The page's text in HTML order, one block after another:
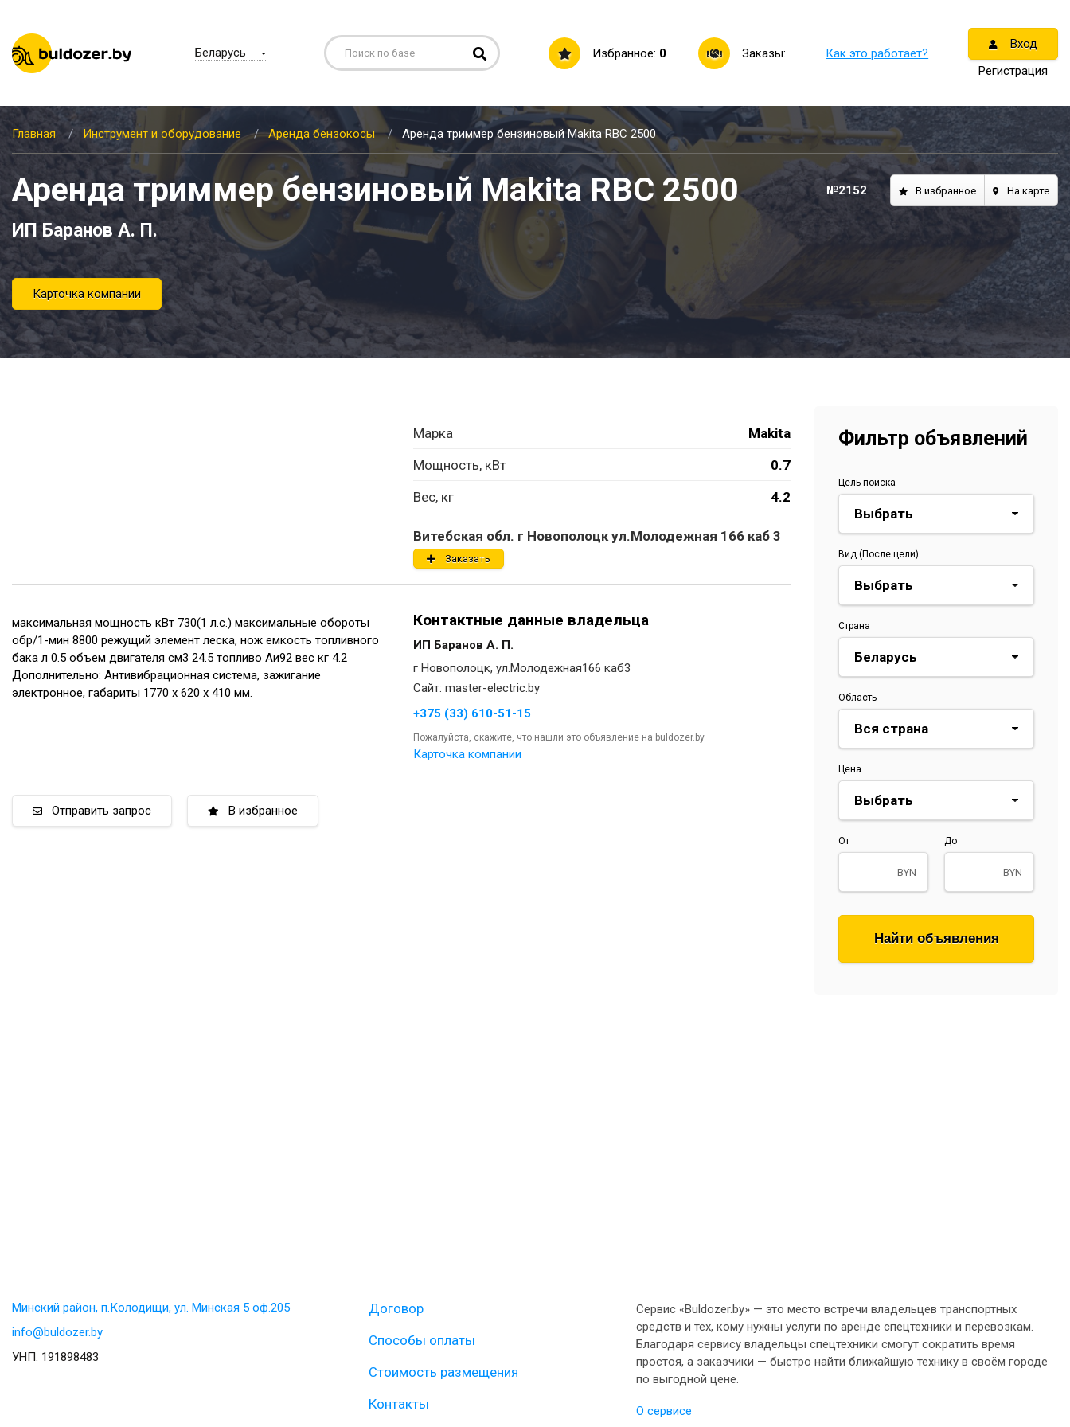
Беларусь Избранное: 0 Заказы: Как это работает?
Вход
Регистрация
Главная Инструмент и оборудование Аренда бензокосы Аренда триммер бензиновый Makita RBC 2500
Аренда триммер бензиновый Makita RBC 2500 №2152 В избранное На карте
ИП Баранов А. П.
Карточка компании
Марка
Makita
Мощность, кВт
0.7
Вес, кг
4.2
Витебская обл. г Новополоцк ул.Молодежная 166 каб 3
Заказать
максимальная мощность кВт 730(1 л.с.) максимальные обороты
обр/1-мин 8800 режущий элемент леска, нож емкость топливного
бака л 0.5 объем двигателя см3 24.5 топливо Аи92 вес кг 4.2
Дополнительно: Антивибрационная система, зажигание
электронное, габариты 1770 х 620 х 410 мм.
Контактные данные владельца
ИП Баранов А. П.
г Новополоцк, ул.Молодежная166 каб3
Сайт: master-electric.by
+375 (33) 610-51-15
Пожалуйста, скажите, что нашли это объявление на buldozer.by
Карточка компании
Отправить запрос В избранное
Фильтр объявлений
Цель поиска
Вид (После цели)
Страна
Область
Цена
От
BYN
До
BYN
Найти объявления
Минский район, п.Колодищи, ул. Минская 5 оф.205
info@buldozer.by
УНП: 191898483
Договор
Способы оплаты
Стоимость размещения
Контакты
Сервис «Buldozer.by» — это место встречи владельцев транспортных
средств и тех, кому нужны услуги по аренде спецтехники и перевозкам.
Благодаря сервису владельцы спецтехники смогут сократить время
простоя, а заказчики — быстро найти ближайшую технику в своём городе
по выгодной цене.
О сервисе